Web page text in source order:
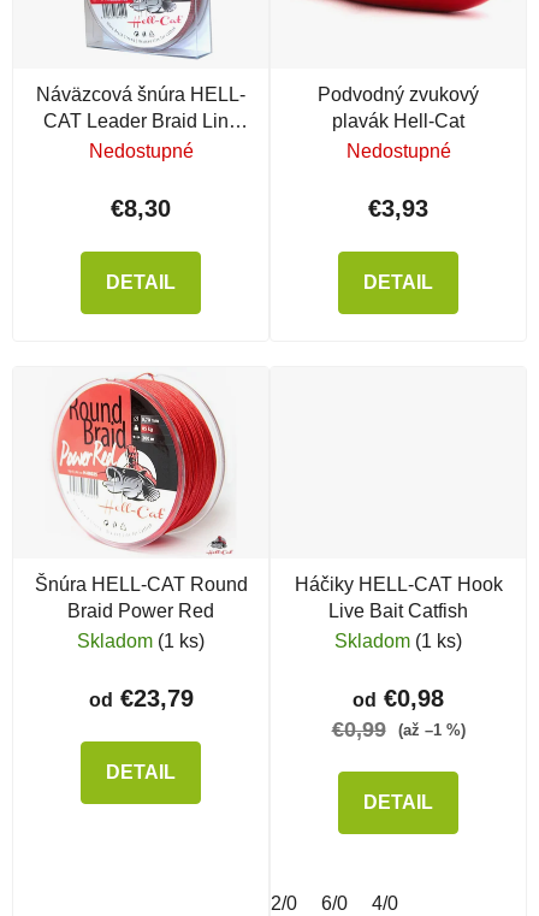
Náväzcová šnúra HELL-
CAT Leader Braid Line
Red/ Black
Nedostupné
€8,30
DETAIL
Podvodný zvukový
plavák Hell-Cat
Nedostupné
€3,93
DETAIL
Šnúra HELL-CAT Round
Braid Power Red
Skladom (1 ks)
od €23,79
DETAIL
Háčiky HELL-CAT Hook
Live Bait Catfish
Skladom (1 ks)
od €0,98
€0,99 (až –1 %)
DETAIL
2/0 6/0 4/0